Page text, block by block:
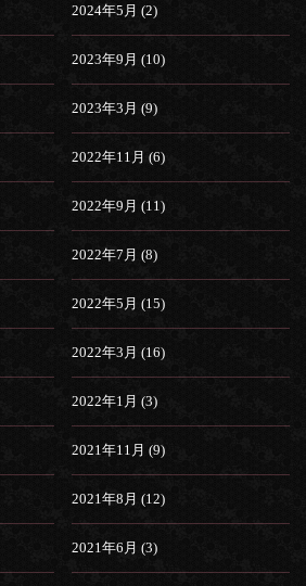
2024年5月 (2)
2023年9月 (10)
2023年3月 (9)
2022年11月 (6)
2022年9月 (11)
2022年7月 (8)
2022年5月 (15)
2022年3月 (16)
2022年1月 (3)
2021年11月 (9)
2021年8月 (12)
2021年6月 (3)